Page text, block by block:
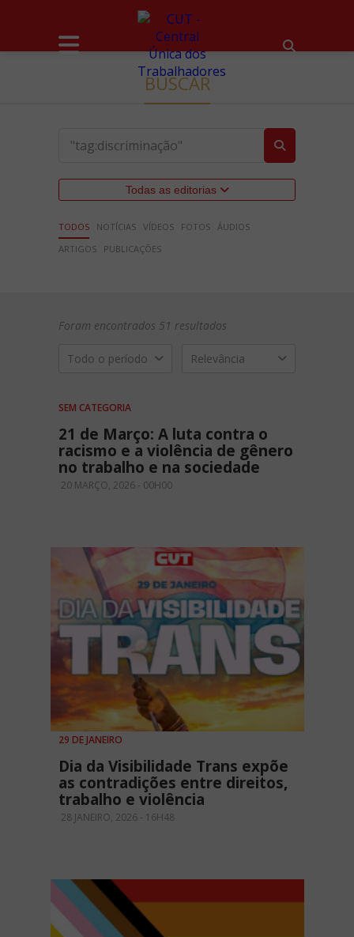
BUSCAR
Todas as editorias
TODOS NOTÍCIAS VÍDEOS FOTOS ÁUDIOS
ARTIGOS
PUBLICAÇÕES
Foram encontrados 51 resultados
Todo o período Relevância
SEM CATEGORIA
21 de Março: A luta contra o
racismo e a violência de gênero
no trabalho e na sociedade
20 MARÇO, 2026 - 00H00
29 DE JANEIRO
Dia da Visibilidade Trans expõe
as contradições entre direitos,
trabalho e violência
28 JANEIRO, 2026 - 16H48